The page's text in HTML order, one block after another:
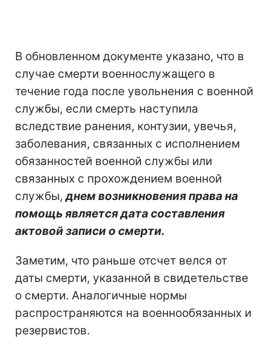
В обновленном документе указано, что в
случае смерти военнослужащего в
течение года после увольнения с военной
службы, если смерть наступила
вследствие ранения, контузии, увечья,
заболевания, связанных с исполнением
обязанностей военной службы или
связанных с прохождением военной
службы,днем возникновения права на
помощь является дата составления
актовой записи о смерти.
Заметим, что раньше отсчет велся от
даты смерти, указанной в свидетельстве
о смерти. Аналогичные нормы
распространяются на военнообязанных и
резервистов.